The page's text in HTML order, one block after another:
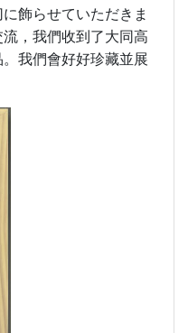
飾らせていただきま
，我們收到了大同高
我們會好好珍藏並展